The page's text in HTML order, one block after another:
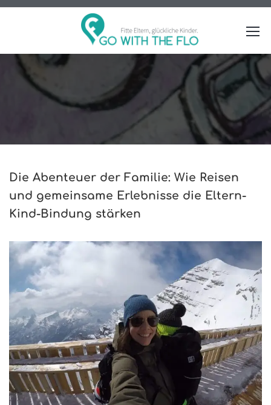
Die Abenteuer der Familie: Wie Reisen
und gemeinsame Erlebnisse die Eltern-
Kind-Bindung stärken